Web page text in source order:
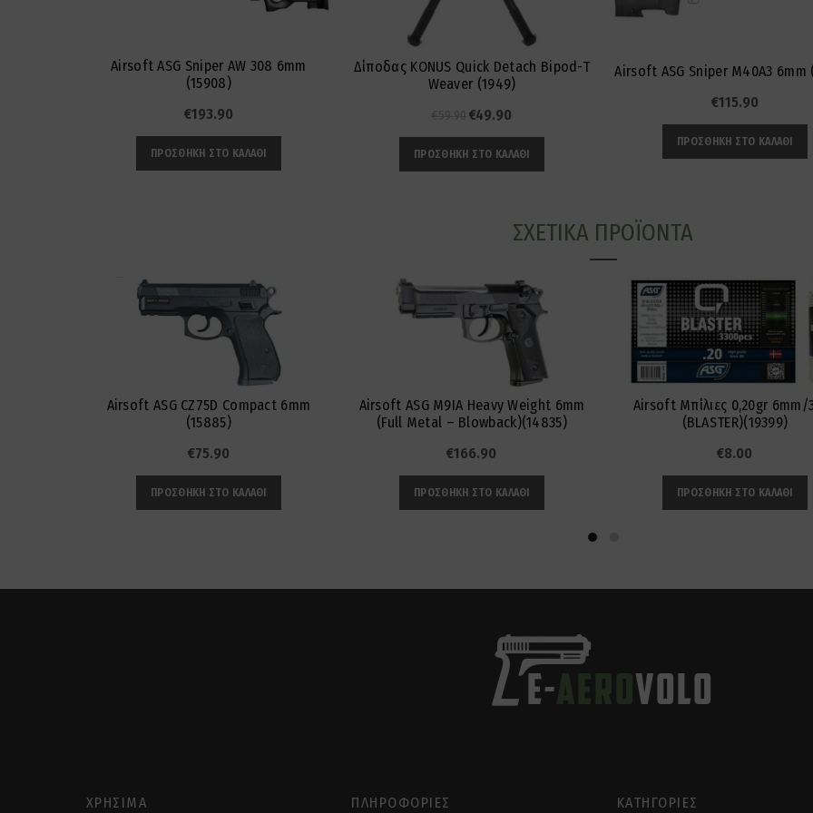
Airsoft ASG Sniper AW 308 6mm
(15908)
€193.90
ΠΡΟΣΘΉΚΗ ΣΤΟ ΚΑΛΆΘΙ
Δίποδας KONUS Quick Detach Bipod-T
Weaver (1949)
Original
price
was:
€49.90
τρέχουσα
τιμή
ΠΡΟΣΘΉΚΗ ΣΤΟ ΚΑΛΆΘΙ
Airsoft ASG Sniper M40A3 6mm
€115.90
ΠΡΟΣΘΉΚΗ ΣΤΟ ΚΑΛΆΘΙ
ΣΧΕΤΙΚΆ ΠΡΟΪΌΝΤΑ
Airsoft ASG CZ75D Compact 6mm
(15885)
€75.90
ΠΡΟΣΘΉΚΗ ΣΤΟ ΚΑΛΆΘΙ
Airsoft ASG M9IA Heavy Weight 6mm
(Full Metal – Blowback)(14835)
€166.90
ΠΡΟΣΘΉΚΗ ΣΤΟ ΚΑΛΆΘΙ
Airsoft Μπίλιες 0,20gr 6mm/
(BLASTER)(19399)
€8.00
ΠΡΟΣΘΉΚΗ ΣΤΟ ΚΑΛΆΘΙ
ΧΡΉΣΙΜΑ ΠΛΗΡΟΦΟΡΊΕΣ ΚΑΤΗΓΟΡΊΕΣ